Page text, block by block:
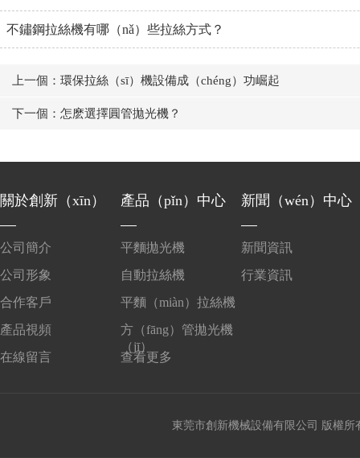
不鏽鋼拉絲機有哪（nǎ）些拉絲方式？
上一個：環保拉絲（sī）機設備成（chéng）功崛起
下一個：怎麽選擇圓管拋光機？
關於創新（xīn）
公司簡介
公司形象
合作客戶
產品視頻
在線留言
產品（pǐn）中心
平麵拋光機
自動拉絲機
平麵（miàn）拉絲機
方（fāng）管拋光機
（jī）
查看更多
新聞（wén）中心
新聞資訊
行業資訊
東莞市創新機械設備有限公司 版權